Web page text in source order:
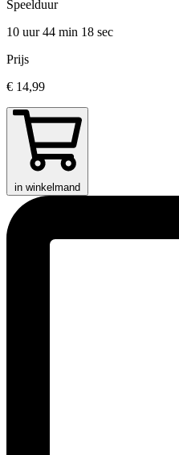
Speelduur
10 uur 44 min 18 sec
Prijs
€ 14,99
in winkelmand